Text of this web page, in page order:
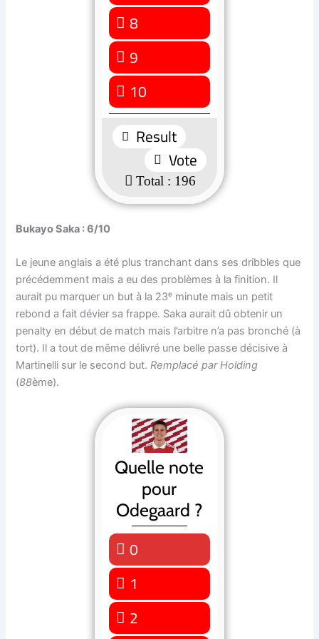
8
12 ( 6.12 % )
91 ( 0.51 % )
10
1 ( 0.51 % )
: 196
Bukayo Saka : 6/10
Le jeune anglais a été plus tranchant dans ses dribbles que
précédemment mais a eu des problèmes à la finition. Il
aurait pu marquer un but à la 23ᵉ minute mais un petit
rebond a fait dévier sa frappe. Saka aurait dû obtenir un
penalty en début de match mais l’arbitre n’a pas bronché (à
tort). Il a tout de même délivré une belle passe décisive à
Martinelli sur le second but.Remplacé par Holding
(88ème).
Quelle note
pour
Odegaard ?
0
1
2